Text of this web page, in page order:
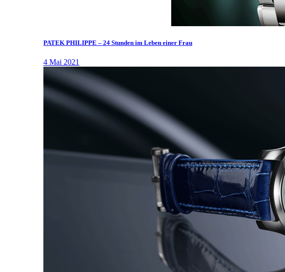
PATEK PHILIPPE – 24 Stunden im Leben einer Frau
4 Mai 2021